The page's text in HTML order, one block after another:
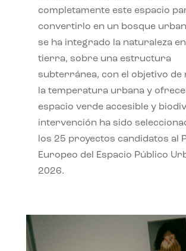
completamente este espacio
convertirlo en un bosque
se ha integrado la naturaleza
tierra, sobre una estructura
subterránea, con el objetivo de
la temperatura urbana y
espacio verde accesible y
intervención ha sido
los 25 proyectos candidatos al
Europeo del Espacio Público
2026.